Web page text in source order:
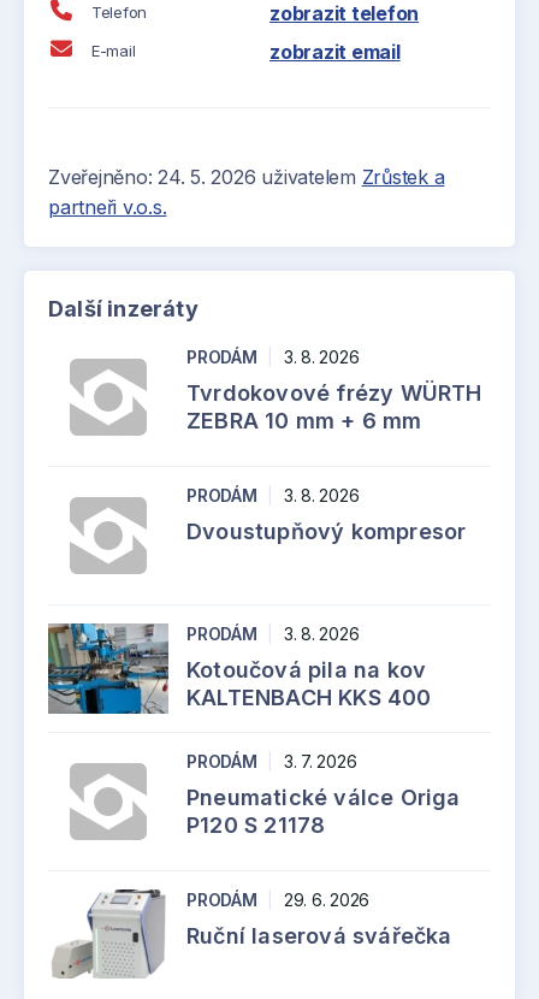
Telefon zobrazit telefon
E-mail zobrazit email
Zveřejněno: 24. 5. 2026 uživatelem Zrůstek a
partneři v.o.s.
Další inzeráty
PRODÁM 3. 8. 2026
Tvrdokovové frézy WÜRTH
ZEBRA 10 mm + 6 mm
PRODÁM 3. 8. 2026
Dvoustupňový kompresor
PRODÁM 3. 8. 2026
Kotoučová pila na kov
KALTENBACH KKS 400
PRODÁM 3. 7. 2026
Pneumatické válce Origa
P120 S 21178
PRODÁM 29. 6. 2026
Ruční laserová svářečka